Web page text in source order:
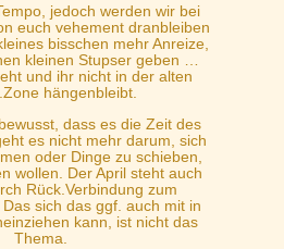
jedoch werden wir bei
euch vehement dranbleiben
bisschen mehr Anreize,
kleinen Stupser geben …
und ihr nicht in der alten
hängenbleibt.
dass es die Zeit des
es nicht mehr darum, sich
oder Dinge zu schieben,
wollen. Der April steht auch
Rück.Verbindung zum
sich das ggf. auch mit in
kann, ist nicht das
Thema.